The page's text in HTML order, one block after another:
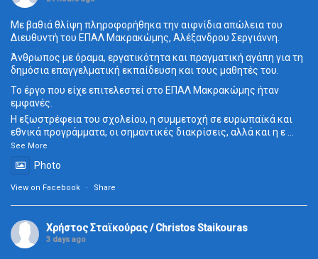
Με βαθιά θλίψη πληροφορήθηκα την αιφνίδια απώλεια του
Διευθυντή του ΕΠΑΛ Μακρακώμης, Αλέξανδρου Σεργιάννη.
Άνθρωπος με όραμα, εργατικότητα και πραγματική αγάπη για τη
δημόσια επαγγελματική εκπαίδευση και τους μαθητές του.
Το έργο που είχε επιτελεστεί στο ΕΠΑΛ Μακρακώμης ήταν
εμφανές.
Η εξωστρέφεια του σχολείου, η συμμετοχή σε ευρωπαϊκά και
εθνικά προγράμματα, οι σημαντικές διακρίσεις, αλλά και η ε
See More
Photo
View on Facebook · Share
Χρήστος Σταϊκούρας / Christos Staikouras
3 days ago